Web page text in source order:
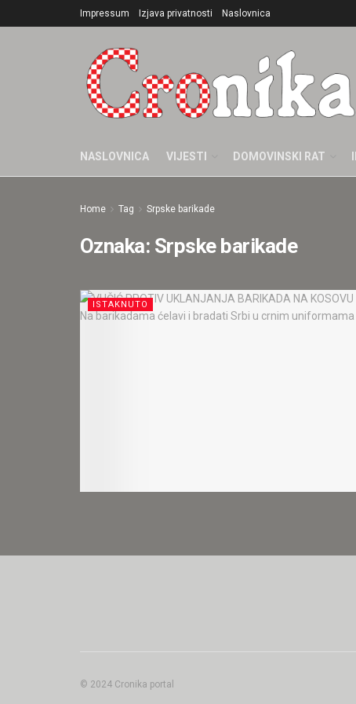
Impressum Izjava privatnosti Naslovnica
NASLOVNICA VIJESTI DOMOVINSKI RAT
Home Tag Srpske barikade
Oznaka: Srpske barikade
ISTAKNUTO
© 2024 Cronika portal